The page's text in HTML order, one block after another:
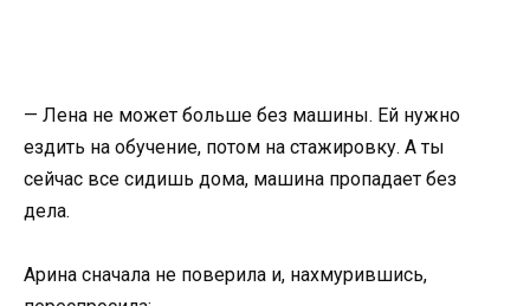
— Лена не может больше без машины. Ей нужно
ездить на обучение, потом на стажировку. А ты
сейчас все сидишь дома, машина пропадает без
дела.
Арина сначала не поверила и, нахмурившись,